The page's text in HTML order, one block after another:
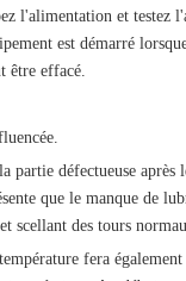
l'alimentation et testez
est démarré
être effacé.
partie défectueuse
que le manque de
scellant des tours
fera